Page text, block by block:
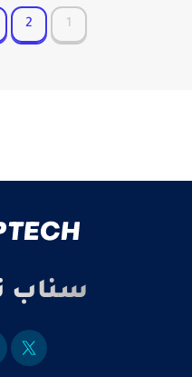
1
2
سناب